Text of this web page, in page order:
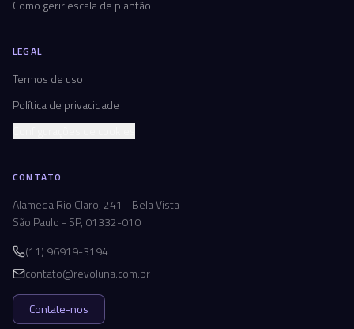
Como gerir escala de plantão
LEGAL
Termos de uso
Política de privacidade
CONTATO
Alameda Rio Claro, 241 - Bela Vista
São Paulo - SP, 01332-010
(11) 96919-3194
contato@revoluna.com.br
Contate-nos